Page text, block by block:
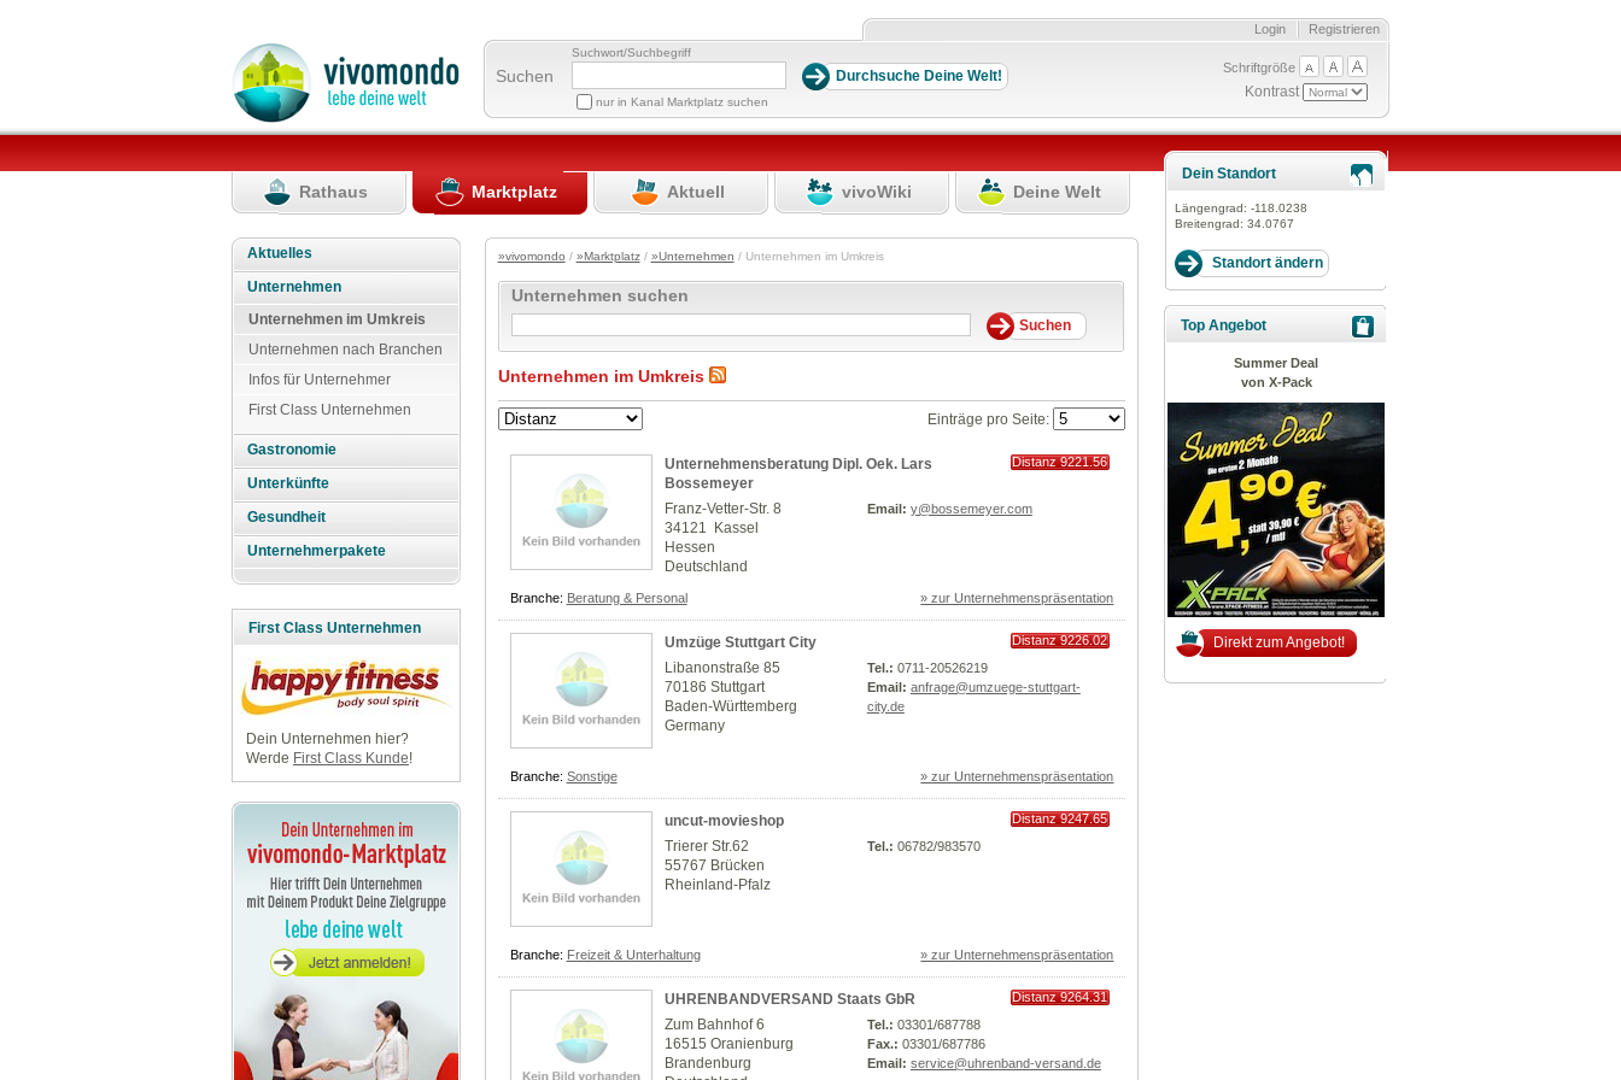
Registrieren
Login
Suchen
Suchwort/Suchbegriff
nur in Kanal Marktplatz suchen
Schriftgröße
Kontrast
Rathaus Marktplatz Aktuell vivoWiki Deine Welt
Aktuelles
Unternehmen
Unternehmen im Umkreis
Unternehmen nach Branchen
Infos für Unternehmer
First Class Unternehmen
Gastronomie
Unterkünfte
Gesundheit
Unternehmerpakete
First Class Unternehmen
Dein Unternehmen hier?
Werde First Class Kunde!
»vivomondo / »Marktplatz/ »Unternehmen / Unternehmen im Umkreis
Unternehmen suchen
Unternehmen im Umkreis
Einträge pro Seite:
Unternehmensberatung Dipl. Oek. Lars
Bossemeyer
Distanz 9221.56
Franz-Vetter-Str. 8
34121 Kassel
Hessen
Deutschland
Email: y@bossemeyer.com
Branche: Beratung & Personal » zur Unternehmenspräsentation
Umzüge Stuttgart City
Distanz 9226.02
Libanonstraße 85
70186 Stuttgart
Baden-Württemberg
Germany
Tel.: 0711-20526219
Email: anfrage@umzuege-stuttgart-
city.de
Branche: Sonstige » zur Unternehmenspräsentation
uncut-movieshop
Distanz 9247.65
Trierer Str.62
55767 Brücken
Rheinland-Pfalz
Tel.: 06782/983570
Branche: Freizeit & Unterhaltung » zur Unternehmenspräsentation
UHRENBANDVERSAND Staats GbR
Distanz 9264.31
Zum Bahnhof 6
16515 Oranienburg
Brandenburg
Tel.: 03301/687788
Fax.: 03301/687786
Email: service@uhrenband-versand.de
Dein Standort
Längengrad: -118.0238
Breitengrad: 34.0767
Top Angebot
Summer Deal
von X-Pack
Direkt zum Angebot!